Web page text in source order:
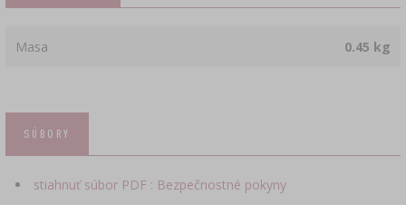
Masa 0.45 kg
SÚBORY
stiahnuť súbor PDF : Bezpečnostné pokyny